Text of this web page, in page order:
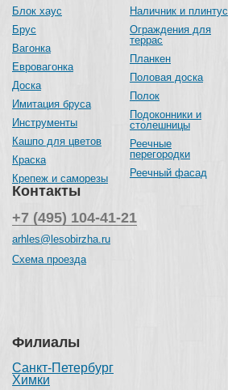
Блок хаус
Брус
Вагонка
Евровагонка
Доска
Имитация бруса
Инструменты
Кашпо для цветов
Краска
Крепеж и саморезы
Наличник и плинтус
Ограждения для
террас
Планкен
Половая доска
Полок
Подоконники и
столешницы
Реечные
перегородки
Реечный фасад
Контакты
+7 (495) 104-41-21
arhles@lesobirzha.ru
Схема проезда
Филиалы
Санкт-Петербург
Химки